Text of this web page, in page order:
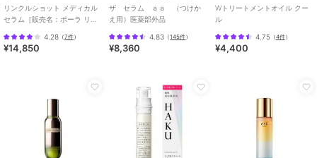
リンクルショット メディカル
セラム［販売名：ポーラ リン
4.28 （7件）
¥14,850
ザ セラム ａａ （つけか
え用）医薬部外品
4.83 （145件）
¥8,360
Wトリートメントオイル クー
ル
4.75（4件）
¥4,400